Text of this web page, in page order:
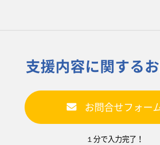
支援内容に関する
お問合せフォー
１分で入力完了！